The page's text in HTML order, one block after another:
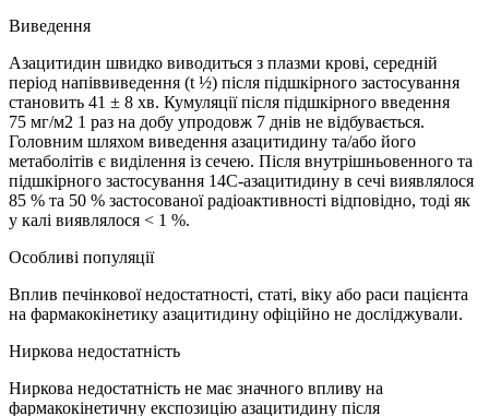
Виведення
Азацитидин швидко виводиться з плазми крові, середній
період напіввиведення (t ½) після підшкірного застосування
становить 41 ± 8 хв. Кумуляції після підшкірного введення
75 мг/м2 1 раз на добу упродовж 7 днів не відбувається.
Головним шляхом виведення азацитидину та/або його
метаболітів є виділення із сечею. Після внутрішньовенного та
підшкірного застосування 14C-азацитидину в сечі виявлялося
85 % та 50 % застосованої радіоактивності відповідно, тоді як
у калі виявлялося < 1 %.
Особливі популяції
Вплив печінкової недостатності, статі, віку або раси пацієнта
на фармакокінетику азацитидину офіційно не досліджували.
Ниркова недостатність
Ниркова недостатність не має значного впливу на
фармакокінетичну експозицію азацитидину після